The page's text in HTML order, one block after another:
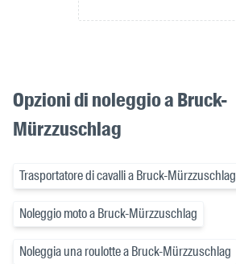
Opzioni di noleggio a Bruck-
Mürzzuschlag
Trasportatore di cavalli a Bruck-Mürzzuschlag
Noleggio moto a Bruck-Mürzzuschlag
Noleggia una roulotte a Bruck-Mürzzuschlag